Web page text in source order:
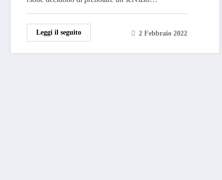
Leggi il seguito 2 Febbraio 2022